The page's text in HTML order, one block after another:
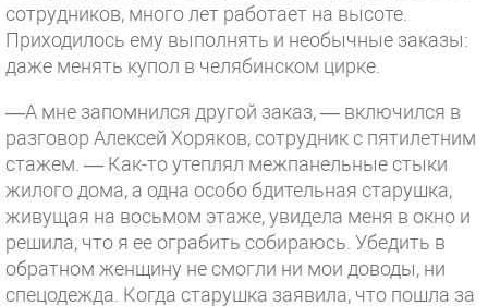
сотрудников, много лет работает на высоте.
Приходилось ему выполнять и необычные заказы:
даже менять купол в челябинском цирке.
—А мне запомнился другой заказ, — включился в
разговор Алексей Хоряков, сотрудник с пятилетним
стажем. — Как-то утеплял межпанельные стыки
жилого дома, а одна особо бдительная старушка,
живущая на восьмом этаже, увидела меня в окно и
решила, что я ее ограбить собираюсь. Убедить в
обратном женщину не смогли ни мои доводы, ни
спецодежда. Когда старушка заявила, что пошла за